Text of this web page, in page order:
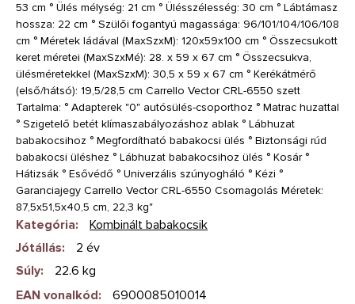
53 cm ° Ülés mélység: 21 cm ° Ülésszélesség: 30 cm ° Lábtámasz
hossza: 22 cm ° Szülői fogantyú magassága: 96/101/104/106/108
cm ° Méretek ládával (MaxSzxM): 120x59x100 cm ° Összecsukott
keret méretei (MaxSzxMé): 28. x 59 x 67 cm ° Összecsukva,
ülésméretekkel (MaxSzxM): 30,5 x 59 x 67 cm ° Kerékátmérő
(első/hátsó): 19,5/28,5 cm Carrello Vector CRL-6550 szett
Tartalma: ° Adapterek "0" autósülés-csoporthoz ° Matrac huzattal
° Szigetelő betét klímaszabályozáshoz ablak ° Lábhuzat
babakocsihoz ° Megfordítható babakocsi ülés ° Biztonsági rúd
babakocsi üléshez ° Lábhuzat babakocsihoz ülés ° Kosár °
Hátizsák ° Esővédő ° Univerzális szúnyogháló ° Kézi °
Garanciajegy Carrello Vector CRL-6550 Csomagolás Méretek:
87,5x51,5x40,5 cm, 22,3 kg"
Kategória:
Kombinált babakocsik
Jótállás:
2 év
Súly:
22.6 kg
EAN vonalkód: 6900085010014